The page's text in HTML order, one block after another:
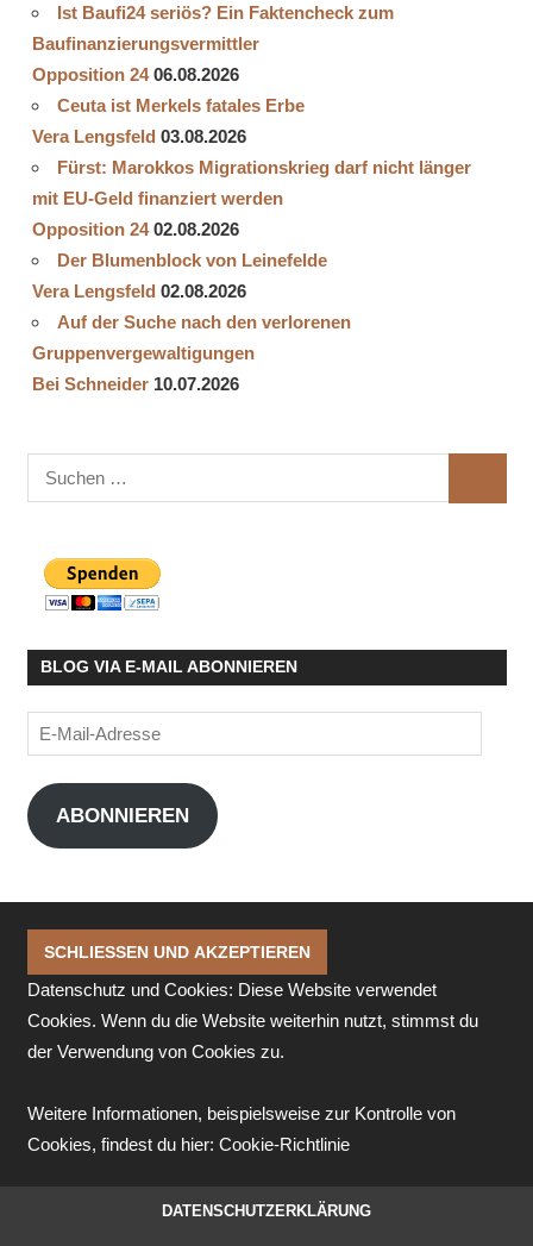
Ist Baufi24 seriös? Ein Faktencheck zum
Baufinanzierungsvermittler
Opposition 24 06.08.2026
Ceuta ist Merkels fatales Erbe
Vera Lengsfeld 03.08.2026
Fürst: Marokkos Migrationskrieg darf nicht länger
mit EU-Geld finanziert werden
Opposition 24 02.08.2026
Der Blumenblock von Leinefelde
Vera Lengsfeld 02.08.2026
Auf der Suche nach den verlorenen
Gruppenvergewaltigungen
Bei Schneider 10.07.2026
Suchen
nach:
BLOG VIA E-MAIL ABONNIEREN
E-
Mail-
Adresse
ABONNIEREN
Datenschutz und Cookies: Diese Website verwendet
Cookies. Wenn du die Website weiterhin nutzt, stimmst du
der Verwendung von Cookies zu.
Weitere Informationen, beispielsweise zur Kontrolle von
Cookies, findest du hier: Cookie-Richtlinie
DATENSCHUTZERKLÄRUNG